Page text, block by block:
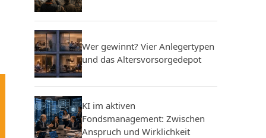
Wer gewinnt? Vier Anlegertypen
und das Altersvorsorgedepot
KI im aktiven
Fondsmanagement: Zwischen
Anspruch und Wirklichkeit